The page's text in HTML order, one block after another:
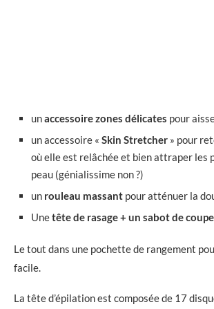
unaccessoire zones délicates pour
un accessoire « Skin Stretcher » pour
où elle est relâchée et bien attraper les
peau (génialissime non ?)
un rouleau massant pour atténuer la
Unetête de rasage + un sabot de coupe
Le tout dans une pochette de rangement
facile.
La tête d’épilation est composée de 17